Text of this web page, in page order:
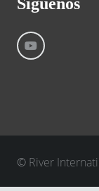
Síguenos
© River